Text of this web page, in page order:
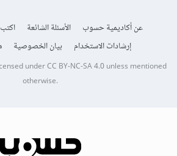
عن أكاديمية حسوب الأسئلة الشائعة
إرشادات الاستخدام
بيان الخصوصية
underCC BY-NC-SA 4.0unless mentioned
otherwise.